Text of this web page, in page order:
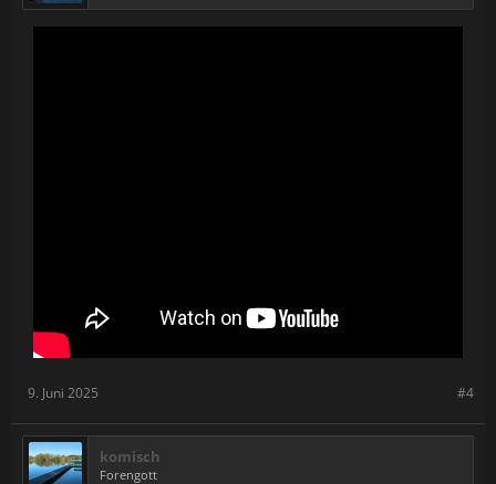
#4
9. Juni 2025
komisch
Forengott